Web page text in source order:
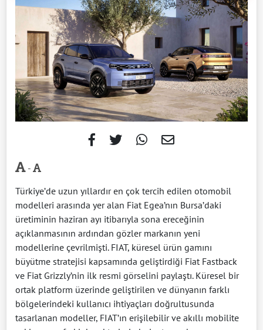
-
Türkiye’de uzun yıllardır en çok tercih edilen otomobil
modelleri arasında yer alan Fiat Egea’nın Bursa’daki
üretiminin haziran ayı itibarıyla sona ereceğinin
açıklanmasının ardından gözler markanın yeni
modellerine çevrilmişti. FIAT, küresel ürün gamını
büyütme stratejisi kapsamında geliştirdiği Fiat Fastback
ve Fiat Grizzly’nin ilk resmi görselini paylaştı. Küresel bir
ortak platform üzerinde geliştirilen ve dünyanın farklı
bölgelerindeki kullanıcı ihtiyaçları doğrultusunda
tasarlanan modeller, FIAT’ın erişilebilir ve akıllı mobilite